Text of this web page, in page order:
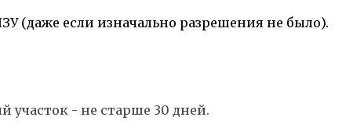
(даже если изначально разрешения не было).
участок - не старше 30 дней.